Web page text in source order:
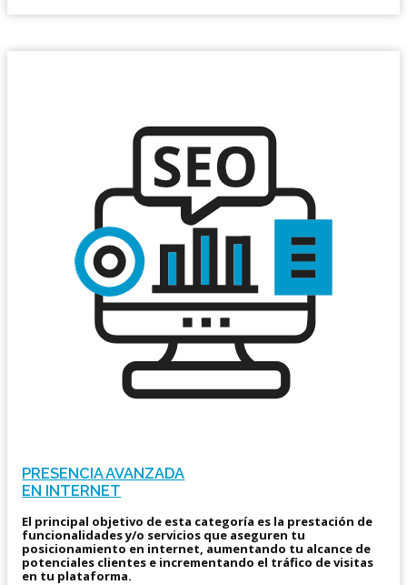
PRESENCIA AVANZADA
EN INTERNET
El principal objetivo de esta categoría es la prestación de
funcionalidades y/o servicios que aseguren tu
posicionamiento en internet, aumentando tu alcance de
potenciales clientes e incrementando el tráfico de visitas
en tu plataforma.